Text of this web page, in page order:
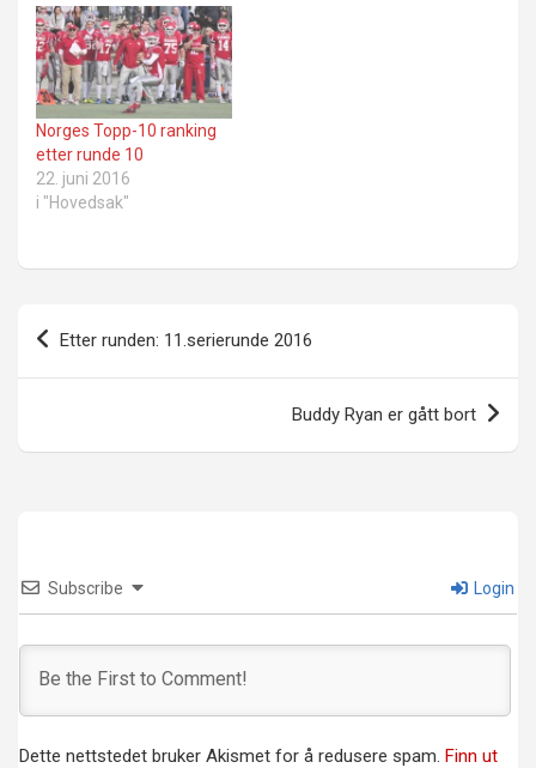
Norges Topp-10 ranking
etter runde 10
22. juni 2016
i "Hovedsak"
Innleggsnavigasjon
Etter runden: 11.serierunde 2016
Buddy Ryan er gått bort
Subscribe Login
Dette nettstedet bruker Akismet for å redusere spam. Finn ut